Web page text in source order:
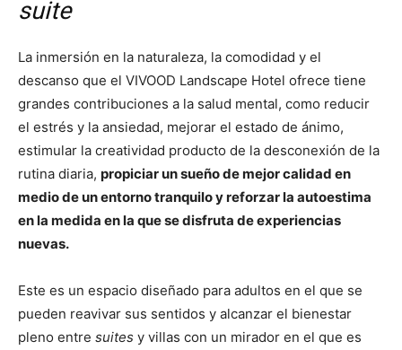
suite
La inmersión en la naturaleza, la comodidad y el
descanso que el VIVOOD Landscape Hotel ofrece tiene
grandes contribuciones a la salud mental, como reducir
el estrés y la ansiedad, mejorar el estado de ánimo,
estimular la creatividad producto de la desconexión de la
rutina diaria, propiciar un sueño de mejor calidad en
medio de un entorno tranquilo y reforzar la autoestima
en la medida en la que se disfruta de experiencias
nuevas.
Este es un espacio diseñado para adultos en el que se
pueden reavivar sus sentidos y alcanzar el bienestar
pleno entre suites y villas con un mirador en el que es